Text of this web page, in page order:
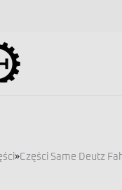
»Części Same Deutz